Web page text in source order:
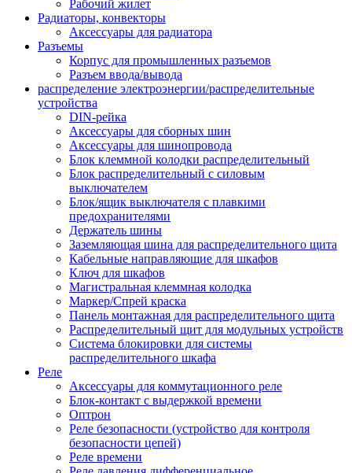
Рабочий жилет
Радиаторы, конвекторы
Аксессуары для радиатора
Разъемы
Корпус для промышленных разъемов
Разъем ввода/вывода
распределение электроэнергии/распределительные
устройства
DIN-рейка
Аксессуары для сборных шин
Аксессуары для шинопровода
Блок клеммной колодки распределительный
Блок распределительный с силовым
выключателем
Блок/ящик выключателя с плавкими
предохранителями
Держатель шины
Заземляющая шина для распределительного щита
Кабельные направляющие для шкафов
Ключ для шкафов
Магистральная клеммная колодка
Маркер/Спрей краска
Панель монтажная для распределительного щита
Распределительный щит для модульных устройств
Система блокировки для системы
распределительного шкафа
Реле
Аксессуары для коммутационного реле
Блок-контакт с выдержкой времени
Оптрон
Реле безопасности (устройство для контроля
безопасности цепей)
Реле времени